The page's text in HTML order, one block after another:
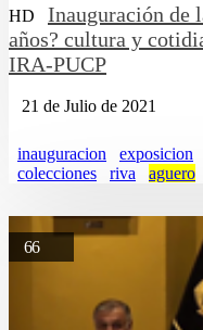
HD
Inauguración de
años? cultura y
IRA-PUCP
21 de Julio de 2021
inauguracion exposicion
colecciones
riva aguero
66